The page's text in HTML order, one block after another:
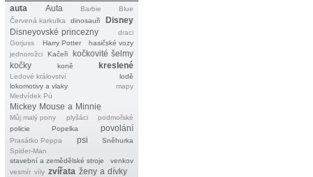
auta Auta Barbie
Blue
Červená karkulka
dinosauři
Disney
Disneyovské princezny
draci
Gorjuss
Harry Potter
hasičské vozy
jednorožci
Kačeři
kočkovité šelmy
kočky
koně kreslené
Ledové království
lodě
lokomotivy a vlaky
mapy
Medvídek Pú
Mickey Mouse a Minnie
Můj malý pony plyšáci
podmořské
policie
Popelka povolání
Prasátko Peppa psi
Sněhurka
Spider‐Man
stavební a zemědělské stroje
venkov
vesmír víly zvířata ženy a dívky